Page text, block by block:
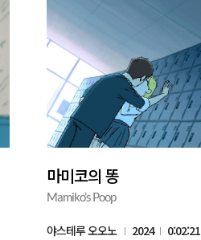
마미코의 똥
Mamiko’s Poop
야스테루 오오노 2024 0:02:21